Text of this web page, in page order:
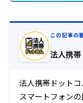
この記事の
法人携
法人携帯ドット
スマートフォン